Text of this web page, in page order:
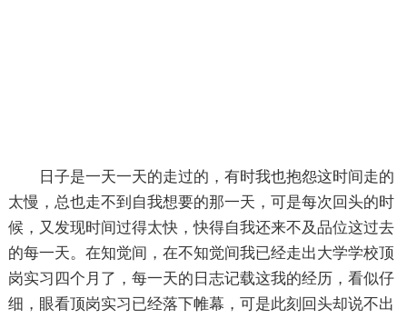
日子是一天一天的走过的，有时我也抱怨这时间走的
太慢，总也走不到自我想要的那一天，可是每次回头的时
候，又发现时间过得太快，快得自我还来不及品位这过去
的每一天。在知觉间，在不知觉间我已经走出大学学校顶
岗实习四个月了，每一天的日志记载这我的经历，看似仔
细，眼看顶岗实习已经落下帷幕，可是此刻回头却说不出